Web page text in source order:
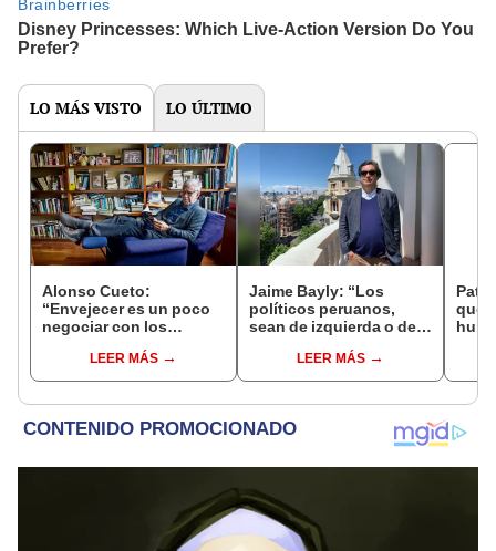
LO MÁS VISTO LO ÚLTIMO
Alonso Cueto:
“Envejecer es un poco
negociar con los
LEER MÁS
Jaime Bayly: “Los
políticos peruanos,
sean de izquierda o de
encuentran la manera
de decepcionarte”
LEER MÁS
que